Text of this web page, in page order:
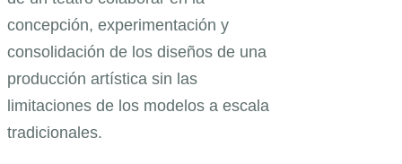
concepción, experimentación y
consolidación de los diseños de una
producción artística sin las
limitaciones de los modelos a escala
tradicionales.